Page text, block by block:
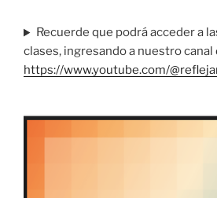
Recuerde que podrá acceder a
clases, ingresando a nuestro canal
https://www.youtube.com/